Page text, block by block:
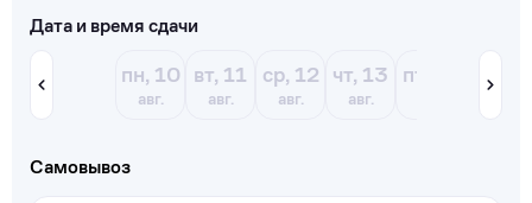
Дата и время сдачи
пн, 10
авг.
вт, 11
авг.
ср, 12
авг.
чт, 13
авг.
пт, 14 сб, 15
Самовывоз